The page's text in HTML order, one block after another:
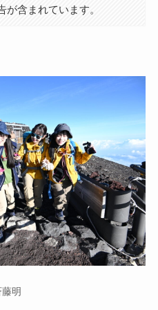
が含まれています。
明